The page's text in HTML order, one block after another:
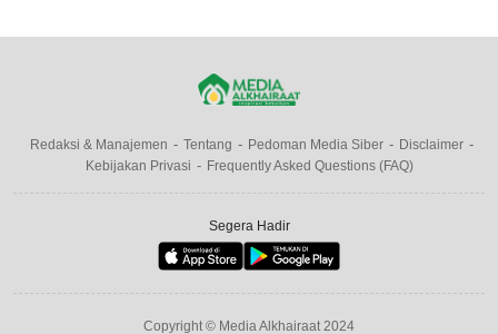
Redaksi & Manajemen Tentang Pedoman Media Siber
Disclaimer
Kebijakan Privasi
Frequently Asked Questions (FAQ)
Segera Hadir
Copyright © Media Alkhairaat 2024